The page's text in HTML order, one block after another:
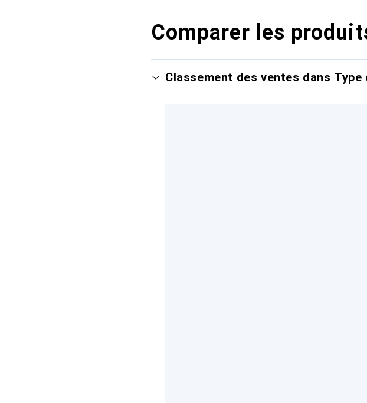
Comparer les
Classement des ventes dans